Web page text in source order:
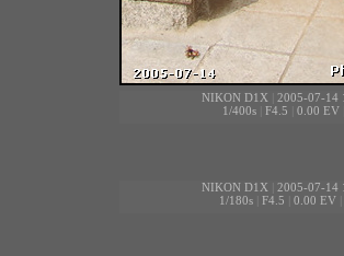
NIKON D1X
2005-07-14
1/400s| F4.5 0.00 EV
NIKON D1X
2005-07-14
1/180s| F4.5 0.00 EV|